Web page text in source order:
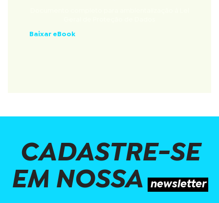
Baixar eBook
CADASTRE-SE
EM NOSSA newsletter